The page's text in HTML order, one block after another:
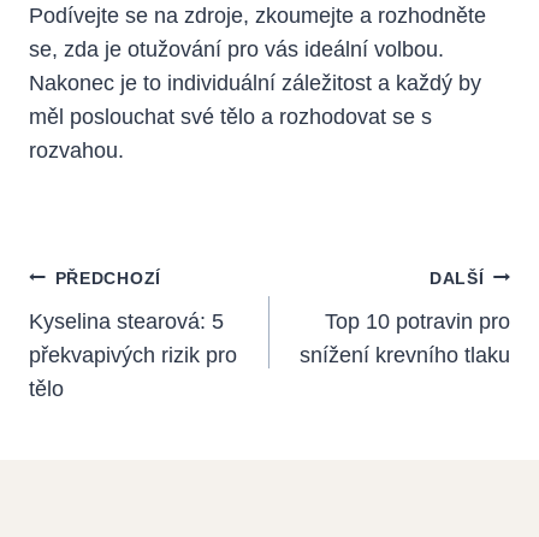
Podívejte se na zdroje, zkoumejte a rozhodněte
se, zda je otužování pro vás ideální volbou.
Nakonec je to individuální záležitost a každý by
měl poslouchat své tělo a rozhodovat se s
rozvahou.
Navigace
Pro
Příspěvek
PŘEDCHOZÍ
Kyselina stearová: 5
překvapivých rizik pro
tělo
DALŠÍ
Top 10 potravin pro
snížení krevního tlaku